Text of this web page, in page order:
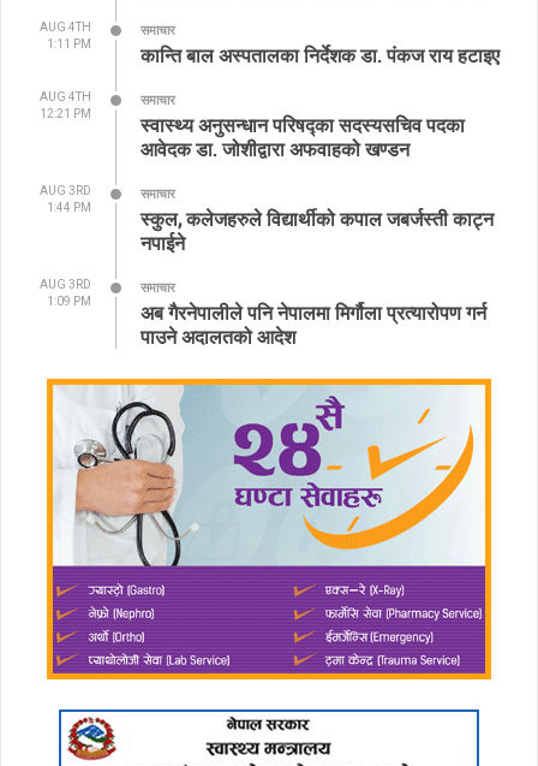
AUG 4TH
1:11 PM
समाचार
कान्ति बाल अस्पतालका निर्देशक डा. पंकज राय हटाइए
AUG 4TH
12:21 PM
समाचार
स्वास्थ्य अनुसन्धान परिषद्का सदस्यसचिव पदका
आवेदक डा. जोशीद्वारा अफवाहको खण्डन
AUG 3RD
1:44 PM
समाचार
स्कुल, कलेजहरुले विद्यार्थीको कपाल जबर्जस्ती काट्न
नपाईने
AUG 3RD
1:09 PM
समाचार
अब गैरनेपालीले पनि नेपालमा मिर्गौला प्रत्यारोपण गर्न
पाउने अदालतको आदेश